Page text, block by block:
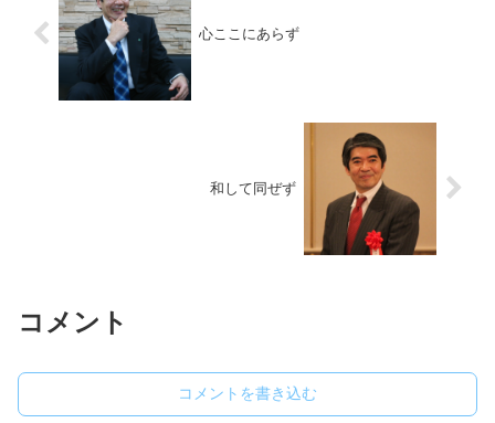
心ここにあらず
和して同ぜず
コメント
コメントを書き込む